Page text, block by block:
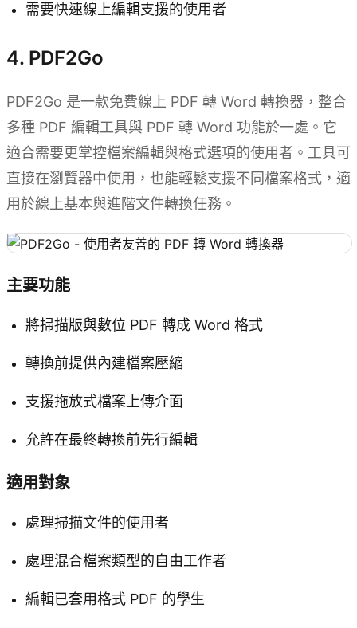
需要快速線上編輯支援的使用者
4. PDF2Go
PDF2Go 是一款免費線上 PDF 轉 Word 轉換器，整合
多種 PDF 編輯工具與 PDF 轉 Word 功能於一處。它
適合需要更掌控檔案編輯與格式選項的使用者。工具可
直接在瀏覽器中使用，也能輕鬆支援不同檔案格式，適
用於線上基本與進階文件轉換任務。
主要功能
將掃描版與數位 PDF 轉成 Word 格式
轉換前提供內建檔案壓縮
支援拖放式檔案上傳介面
允許在最終轉換前先行編輯
適用對象
處理掃描文件的使用者
處理混合檔案類型的自由工作者
編輯已套用格式 PDF 的學生